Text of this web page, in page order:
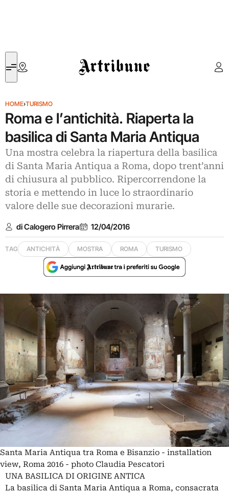
Artribune
HOME›TURISMO
Roma e l’antichità. Riaperta la
basilica di Santa Maria Antiqua
Una mostra celebra la riapertura della basilica
di Santa Maria Antiqua a Roma, dopo trent’anni
di chiusura al pubblico. Ripercorrendone la
storia e mettendo in luce lo straordinario
valore delle sue decorazioni murarie.
di Calogero Pirrera 12/04/2016
TAG ANTICHITÀ MOSTRA ROMA TURISMO
Santa Maria Antiqua tra Roma e Bisanzio - installation
view, Roma 2016 - photo Claudia Pescatori
UNA BASILICA DI ORIGINE ANTICA
La basilica di Santa Maria Antiqua a Roma, consacrata